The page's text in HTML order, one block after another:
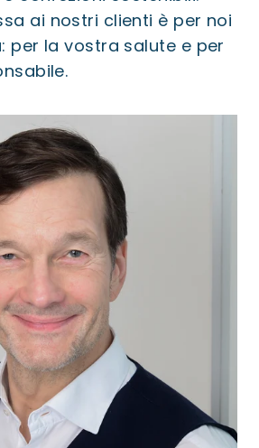
ai nostri clienti è per noi
per la vostra salute e per